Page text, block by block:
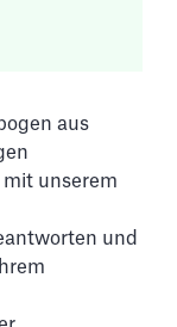
aus
unserem
und